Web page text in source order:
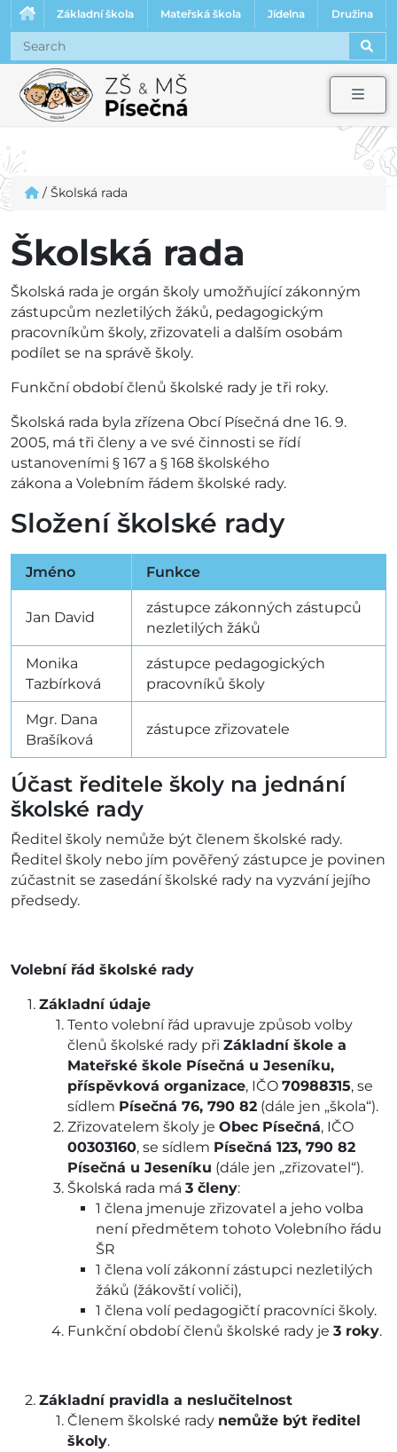
Základní škola Mateřská škola Jídelna Družina
/ Školská rada
Školská rada
Školská rada je orgán školy umožňující zákonným
zástupcům nezletilých žáků, pedagogickým
pracovníkům školy, zřizovateli a dalším osobám
podílet se na správě školy.
Funkční období členů školské rady je tři roky.
Školská rada byla zřízena Obcí Písečná dne 16. 9.
2005, má tři členy a ve své činnosti se řídí
ustanoveními § 167 a § 168 školského
zákona a Volebním řádem školské rady.
Složení školské rady
Jméno Funkce
Jan David
zástupce zákonných zástupců
nezletilých žáků
Monika
Tazbírková
zástupce pedagogických
pracovníků školy
Mgr. Dana
Brašíková
zástupce zřizovatele
Účast ředitele školy na jednání
školské rady
Ředitel školy nemůže být členem školské rady.
Ředitel školy nebo jím pověřený zástupce je povinen
zúčastnit se zasedání školské rady na vyzvání jejího
předsedy.
Volební řád školské rady
Základní údaje
Tento volební řád upravuje způsob volby
členů školské rady při Základní škole a
Mateřské škole Písečná u Jeseníku,
příspěvková organizace, IČO 70988315, se
sídlem Písečná 76, 790 82 (dále jen „škola“).
Zřizovatelem školy je Obec Písečná, IČO
00303160, se sídlem Písečná 123, 790 82
Písečná u Jeseníku (dále jen „zřizovatel“).
Školská rada má 3 členy:
1 člena jmenuje zřizovatel a jeho volba
není předmětem tohoto Volebního řádu
ŠR
1 člena volí zákonní zástupci nezletilých
žáků (žákovští voliči),
1 člena volí pedagogičtí pracovníci školy.
Funkční období členů školské rady je 3 roky.
Základní pravidla a neslučitelnost
Členem školské rady nemůže být ředitel
školy.